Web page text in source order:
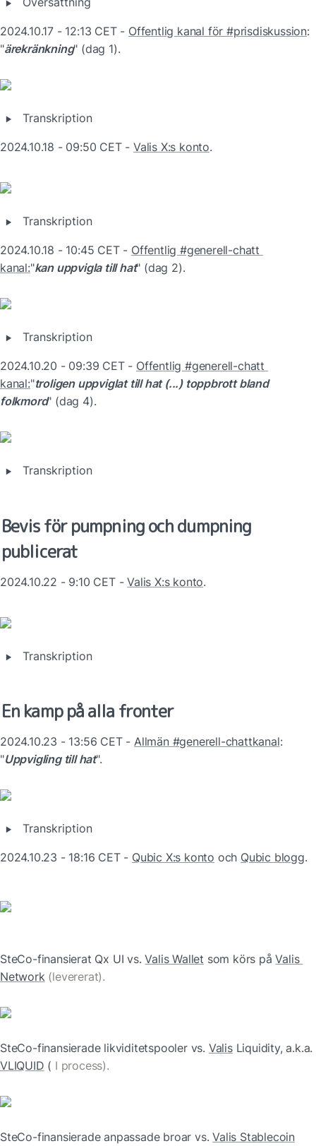
2024.10.17 - 12:13 CET - Offentlig kanal för #prisdiskussion:
"ärekränkning" (dag 1).
‣ Transkription
2024.10.18 - 09:50 CET - Valis X:s konto.
‣ Transkription
2024.10.18 - 10:45 CET - Offentlig #generell-chatt
kanal:"kan uppvigla till hat" (dag 2).
‣ Transkription
2024.10.20 - 09:39 CET - Offentlig #generell-chatt
kanal:"troligen uppviglat till hat (...) toppbrott bland
folkmord" (dag 4).
‣ Transkription
Bevis för pumpning och dumpning
publicerat
2024.10.22 - 9:10 CET - Valis X:s konto.
‣ Transkription
En kamp på alla fronter
2024.10.23 - 13:56 CET - Allmän #generell-chattkanal:
"Uppvigling till hat".
‣ Transkription
2024.10.23 - 18:16 CET - Qubic X:s konto och Qubic blogg.
SteCo-finansierat Qx UI vs. Valis Wallet som körs på Valis
Network (levererat).
SteCo-finansierade likviditetspooler vs. Valis
VLIQUID ( I process).
SteCo-finansierade anpassade broar vs. Valis Stablecoin